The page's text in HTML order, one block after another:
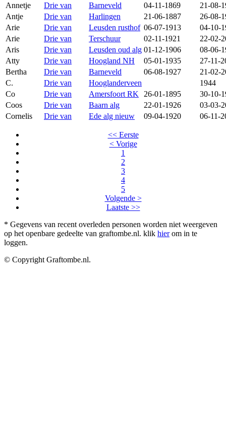
Annetje
Drie van Barneveld 04-11-1869
21-08-
Antje
Drie van Harlingen 21-06-1887
26-08-
Arie
Drie van Leusden rusthof 06-07-1913
04-10-
Arie
Drie van Terschuur 02-11-1921
22-02-
Aris
Drie van Leusden oud alg 01-12-1906
08-06-
Atty
Drie van Hoogland NH 05-01-1935
27-11-
Bertha
Drie van Barneveld 06-08-1927
21-02-
C.
Drie van Hooglanderveen
1944
Co
Drie van Amersfoort RK 26-01-1895
30-10-
Coos
Drie van Baarn alg 22-01-1926
03-03-
Cornelis
Drie van Ede alg nieuw 09-04-1920 06-11-
<< Eerste
< Vorige
1
2
3
4
5
Volgende >
Laatste >>
* Gegevens van recent overleden personen worden niet weergeven
op het openbare gedeelte van graftombe.nl. klik hierom in te
loggen.
© Copyright Graftombe.nl.